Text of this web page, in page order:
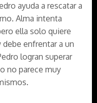
ayuda a rescatar a
Alma intenta
ella solo quiere
debe enfrentar a un
logran superar
no parece muy